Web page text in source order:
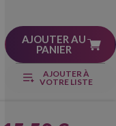
AJOUTER AU
PANIER
AJOUTER À
VOTRE LISTE